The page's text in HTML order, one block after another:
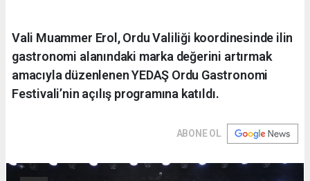
Vali Muammer Erol, Ordu Valiliği koordinesinde ilin
gastronomi alanındaki marka değerini artırmak
amacıyla düzenlenen YEDAŞ Ordu Gastronomi
Festivali’nin açılış programına katıldı.
ABONE OL